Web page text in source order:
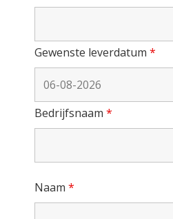
Gewenste leverdatum *
Bedrijfsnaam *
Naam *